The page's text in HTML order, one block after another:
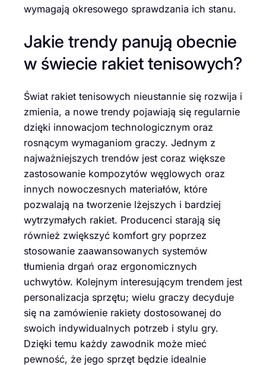
wymagają okresowego sprawdzania ich stanu.
Jakie trendy panują obecnie
w świecie rakiet tenisowych?
Świat rakiet tenisowych nieustannie się rozwija i
zmienia, a nowe trendy pojawiają się regularnie
dzięki innowacjom technologicznym oraz
rosnącym wymaganiom graczy. Jednym z
najważniejszych trendów jest coraz większe
zastosowanie kompozytów węglowych oraz
innych nowoczesnych materiałów, które
pozwalają na tworzenie lżejszych i bardziej
wytrzymałych rakiet. Producenci starają się
również zwiększyć komfort gry poprzez
stosowanie zaawansowanych systemów
tłumienia drgań oraz ergonomicznych
uchwytów. Kolejnym interesującym trendem jest
personalizacja sprzętu; wielu graczy decyduje
się na zamówienie rakiety dostosowanej do
swoich indywidualnych potrzeb i stylu gry.
Dzięki temu każdy zawodnik może mieć
pewność, że jego sprzęt będzie idealnie